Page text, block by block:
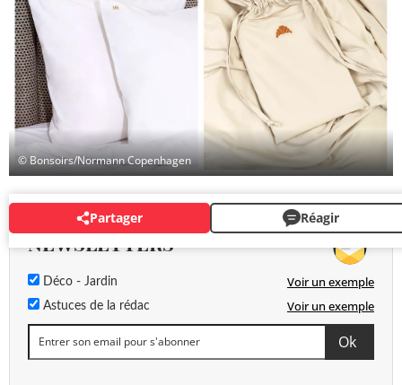
© Bonsoirs/Normann Copenhagen
Partager Réagir
NEWSLETTERS
Déco - Jardin Voir un exemple
Astuces de la rédac Voir un exemple